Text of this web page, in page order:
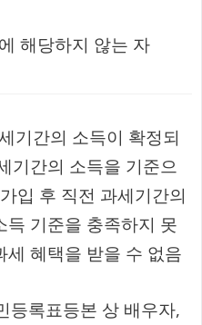
해당하지 않는 자
기간의 소득이 확정되
기간의 소득을 기준으
입 후 직전 과세기간의
득 기준을 충족하지 못
혜택을 받을 수 없음
등록표등본 상 배우자,